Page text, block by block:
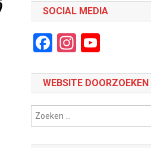
SOCIAL MEDIA
Facebook
Instagram
WEBSITE DOORZOEKEN